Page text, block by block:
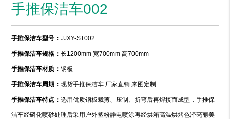
手推保洁车002
手推保洁车型号：JJXY-ST002
手推保洁车规格：长1200mm 宽700mm 高700mm
手推保洁车材质：钢板
手推保洁车周期：现货手推保洁车 厂家直销 来图定制
手推保洁车特点：选用优质钢板裁剪、压制、折弯后再焊接而成型，手推保
洁车经磷化喷砂处理后采用户外塑粉静电喷涂再经烘箱高温烘烤色泽亮丽美